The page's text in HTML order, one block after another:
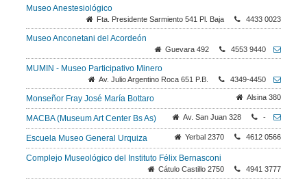
Museo Anestesiológico
Fta. Presidente Sarmiento 541 Pl. Baja 4433 0023
Museo Anconetani del Acordeón
Guevara 492 4553 9440
MUMIN - Museo Participativo Minero
Av. Julio Argentino Roca 651 P.B. 4349-4450
Monseñor Fray José María Bottaro Alsina 380
MACBA (Museum Art Center Bs As) Av. San Juan 328 -
Escuela Museo General Urquiza Yerbal 2370 4612 0566
Complejo Museológico del Instituto Félix Bernasconi
Cátulo Castillo 2750 4941 3777